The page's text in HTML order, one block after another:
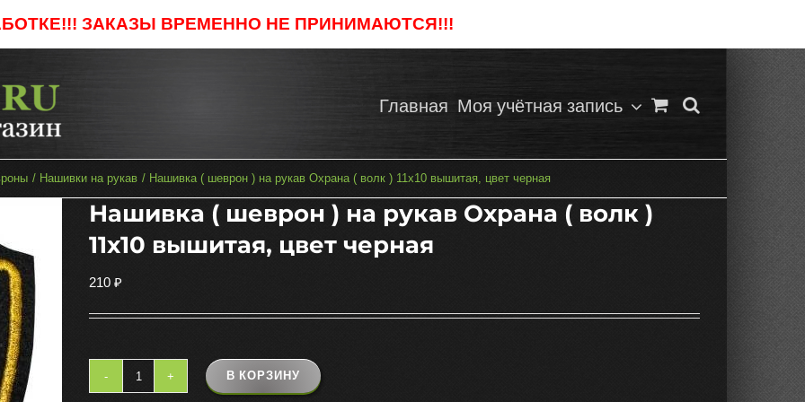
ЗАКАЗЫ ВРЕМЕННО НЕ ПРИНИМАЮТСЯ!!!
Главная Моя учётная запись
Нашивки на рукав Нашивка ( шеврон ) на рукав Охрана ( волк ) 11х10 вышитая, цвет черная
Нашивка ( шеврон ) на рукав Охрана ( волк )
11х10 вышитая, цвет черная
210 ₽
Количество
В КОРЗИНУ